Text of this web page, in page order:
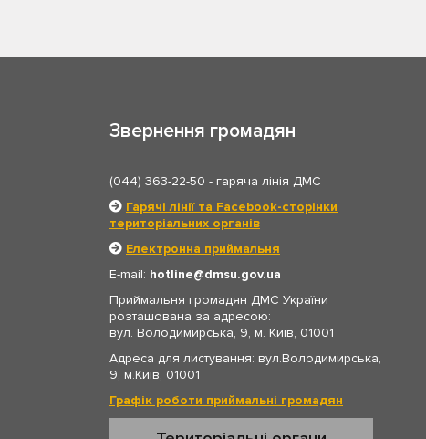
Звернення громадян
(044) 363-22-50 - гаряча лінія ДМС
Гарячі лінії та Facebook-сторінки
територіальних органів
Електронна приймальня
E-mail: hotline
dmsu.gov.ua
Приймальня громадян ДМС України
розташована за адресою:
вул. Володимирська, 9, м. Київ, 01001
Адреса для листування: вул.Володимирська,
9, м.Київ, 01001
Графік роботи приймальні громадян